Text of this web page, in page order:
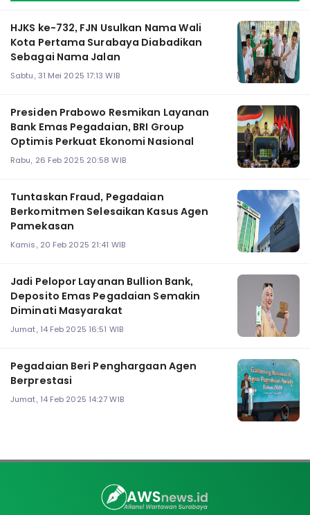
HJKS ke-732, FJN Usulkan Nama Wali
Kota Pertama Surabaya Diabadikan
Sebagai Nama Jalan
Sabtu, 31 Mei 2025 17:13 WIB
Presiden Prabowo Resmikan Layanan
Bank Emas Pegadaian, BRI Group
Optimis Perkuat Ekonomi Nasional
Rabu, 26 Feb 2025 20:58 WIB
Tuntaskan Fraud, Pegadaian
Berkomitmen Selesaikan Kasus Agen
Pamekasan
Kamis, 20 Feb 2025 21:41 WIB
Jadi Pelopor Layanan Bullion Bank,
Deposito Emas Pegadaian Semakin
Diminati Masyarakat
Jumat, 14 Feb 2025 16:51 WIB
Pegadaian Beri Penghargaan Agen
Berprestasi
Jumat, 14 Feb 2025 14:27 WIB